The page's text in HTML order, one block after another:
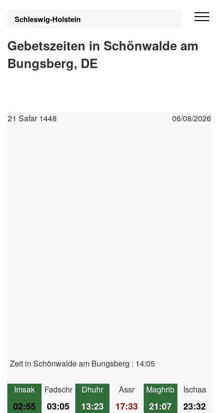
Schleswig-Holstein
Gebetszeiten in Schönwalde am
Bungsberg, DE
21 Safar 1448 06/08/2026
Zeit in Schönwalde am Bungsberg : 14:05
Imsak
02:55
Fadschr
03:05
Dhuhr
13:23
Assr
17:33
Maghrib
21:07
Ischaa
23:32